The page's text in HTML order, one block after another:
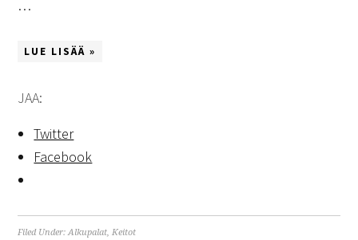
…
LUE LISÄÄ »
JAA:
Twitter
Facebook
Filed Under:Alkupalat,Keitot